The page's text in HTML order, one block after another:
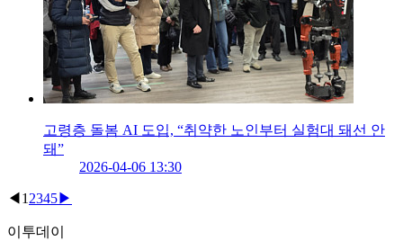
고령층 돌봄 AI 도입, “취약한 노인부터 실험대 돼선 안
돼”
2026-04-06 13:30
◀ 1 2345▶
이투데이